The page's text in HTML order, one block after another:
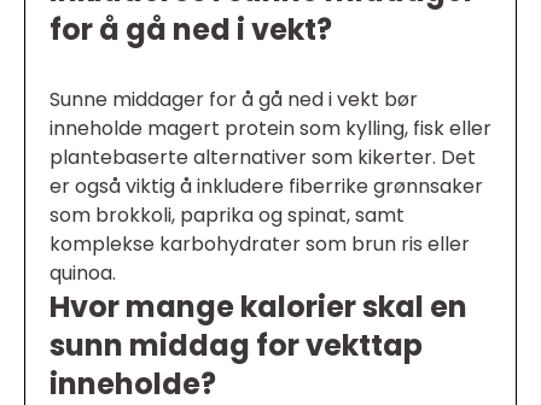
for å gå ned i vekt?
Sunne middager for å gå ned i vekt bør
inneholde magert protein som kylling, fisk eller
plantebaserte alternativer som kikerter. Det
er også viktig å inkludere fiberrike grønnsaker
som brokkoli, paprika og spinat, samt
komplekse karbohydrater som brun ris eller
quinoa.
Hvor mange kalorier skal en
sunn middag for vekttap
inneholde?